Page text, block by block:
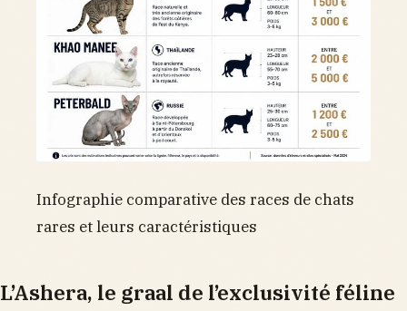
Infographie comparative des races de chats
rares et leurs caractéristiques
L’Ashera, le graal de l’exclusivité féline